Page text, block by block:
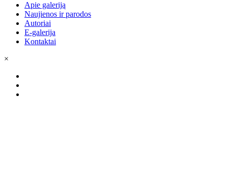
Apie galeriją
Naujienos ir parodos
Autoriai
E-galerija
Kontaktai
×